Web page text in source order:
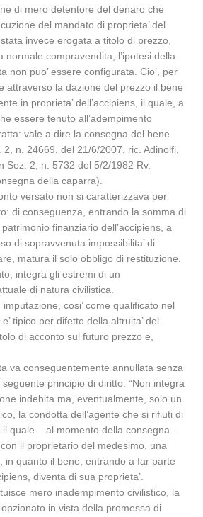
di mero detentore del denaro che
del mandato di proprieta’ del
invece erogata a titolo di prezzo,
normale compravendita, l’ipotesi della
non puo’ essere configurata. Cio’, per
attraverso la dazione del prezzo il bene
in proprieta’ dell’accipiens, il quale, a
essere tenuto all’adempimento
vale a dire la consegna del bene
n. 24669, del 21/6/2007, ric. Adinolfi,
Sez. 2, n. 5732 del 5/2/1982 Rv.
della caparra).
versato non si caratterizzava per
di conseguenza, entrando la somma di
finanziario dell’accipiens, a
di sopravvenuta impossibilita’ di
matura il solo obbligo di restituzione,
integra gli estremi di un
di natura civilistica.
cosi’ come qualificato nel
tipico per difetto della altruita’ del
di acconto sul futuro prezzo e,
va conseguentemente annullata senza
principio di diritto: “Non integra
indebita ma, eventualmente, solo un
la condotta dell’agente che si rifiuti di
quale – al momento della consegna –
il proprietario del medesimo, una
in quanto il bene, entrando a far parte
diventa di sua proprieta’.
mero inadempimento civilistico, la
in vista della promessa di